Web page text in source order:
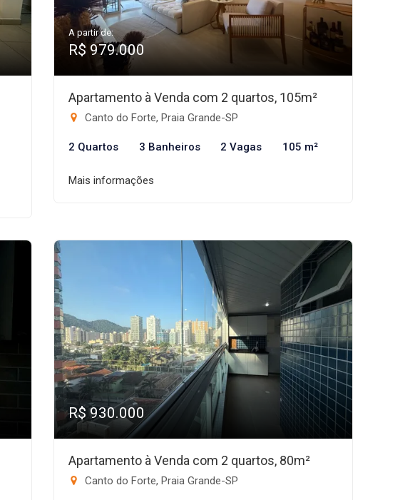
A partir de:
R$ 979.000
Apartamento à Venda com 2 quartos, 105m²
Canto do Forte, Praia Grande-SP
2 Quartos 3 Banheiros 2 Vagas 105 m²
Mais informações
R$ 930.000
Apartamento à Venda com 2 quartos, 80m²
Canto do Forte, Praia Grande-SP